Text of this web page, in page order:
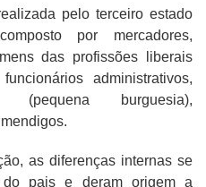
pelo terceiro estado
por mercadores,
das profissões liberais
administrativos,
(pequena burguesia),
as diferenças internas se
do pais e deram origem a